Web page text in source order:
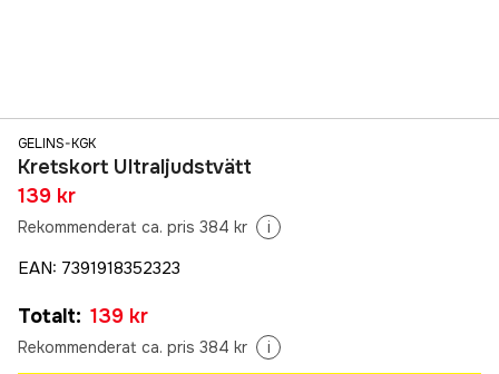
GELINS-KGK
Kretskort Ultraljudstvätt
139 kr
Rekommenderat ca. pris 384 kr i
EAN: 7391918352323
Totalt: 139 kr
Rekommenderat ca. pris 384 kr i